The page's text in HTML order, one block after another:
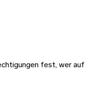
fest, wer auf